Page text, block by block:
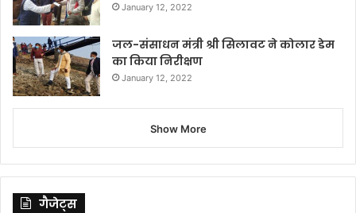
January 12, 2022
जल-संसाधन मंत्री श्री सिलावट ने कोलार डेम
का किया निरीक्षण
January 12, 2022
Show More
गैजेट्स